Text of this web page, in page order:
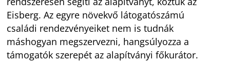
Eisberg. Az egyre növekvő látogatószámú
családi rendezvényeiket nem is tudnák
máshogyan megszervezni, hangsúlyozza a
támogatók szerepét az alapítványi főkurátor.